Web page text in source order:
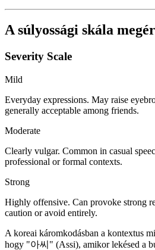
A súlyossági skála
Severity Scale
Mild
Everyday expressions. May raise
generally acceptable among friends.
Moderate
Clearly vulgar. Common in casual
professional or formal contexts.
Strong
Highly offensive. Can provoke strong
caution or avoid entirely.
A koreai káromkodásban a kontextus
hogy "아씨" (Assi), amikor lekésed a